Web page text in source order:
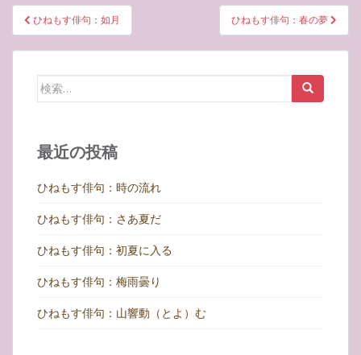
投
稿
ナ
ひねもす俳句：如月 ひねもす俳句：春の夢
検
最近の投稿
ひねもす俳句：時の流れ
ひねもす俳句：さあ夏だ
ひねもす俳句：初夏に入る
ひねもす俳句：梅雨曇り
ひねもす俳句：山響動（とよ）む